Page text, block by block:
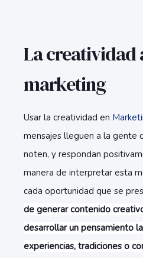
La creatividad
marketing
Usar la creatividad en
mensajes lleguen a la gente
noten, y respondan
manera de interpretar esta
cada oportunidad que se
de generar contenido
desarrollar un pensamiento
experiencias, tradiciones o